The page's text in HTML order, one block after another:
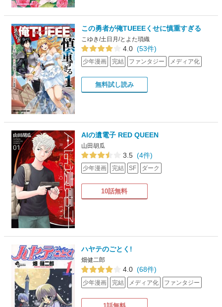
この勇者が俺TUEEEくせに慎重すぎる
こゆき/土日月/とよた瑣織
4.0 (53件)
少年漫画 完結 ファンタジー メディア化
無料試し読み
AIの遺電子 RED QUEEN
山田胡瓜
3.5 (4件)
少年漫画 完結 SF ダーク
10話無料
ハヤテのごとく!
畑健二郎
4.0 (68件)
少年漫画 完結 メディア化 ファンタジー